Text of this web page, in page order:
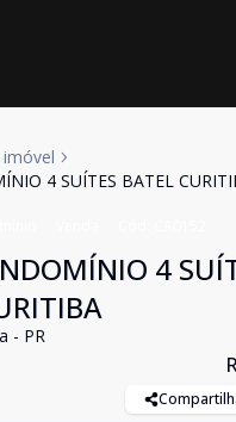
4 SUÍTES BATEL
4
- PR